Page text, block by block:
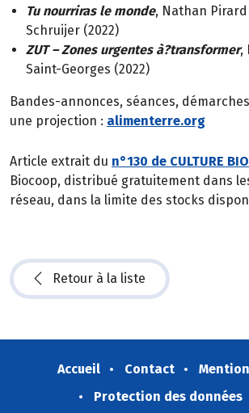
Tu nourriras le monde, Nathan
Schruijer (2022)
ZUT – Zones urgentes à?transformer,
Saint-Georges (2022)
Bandes-annonces, séances,
une projection : alimenterre.org
Article extrait du n°130 de CULTURE BIO
Biocoop, distribué gratuitement dans
réseau, dans la limite des stocks
Retour à la liste
Accueil Contact
Protection des données